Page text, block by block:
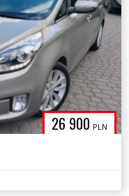
26 900 PLN